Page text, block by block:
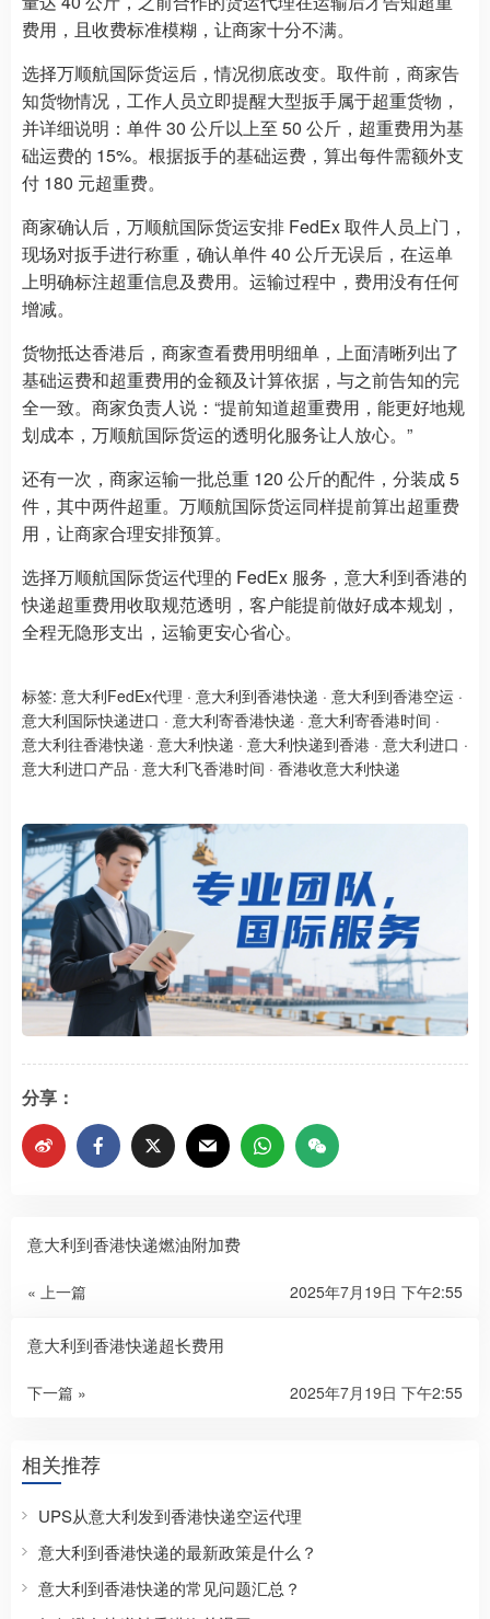
费用，且收费标准模糊，让商家十分不满。
选择万顺航国际货运后，情况彻底改变。取件前，商家告
知货物情况，工作人员立即提醒大型扳手属于超重货物，
并详细说明：单件 30 公斤以上至 50 公斤，超重费用为基
础运费的 15%。根据扳手的基础运费，算出每件需额外支
付 180 元超重费。
商家确认后，万顺航国际货运安排 FedEx 取件人员上门，
现场对扳手进行称重，确认单件 40 公斤无误后，在运单
上明确标注超重信息及费用。运输过程中，费用没有任何
增减。
货物抵达香港后，商家查看费用明细单，上面清晰列出了
基础运费和超重费用的金额及计算依据，与之前告知的完
全一致。商家负责人说：“提前知道超重费用，能更好地规
划成本，万顺航国际货运的透明化服务让人放心。”
还有一次，商家运输一批总重 120 公斤的配件，分装成 5
件，其中两件超重。万顺航国际货运同样提前算出超重费
用，让商家合理安排预算。
选择万顺航国际货运代理的 FedEx 服务，意大利到香港的
快递超重费用收取规范透明，客户能提前做好成本规划，
全程无隐形支出，运输更安心省心。
标签: 意大利FedEx代理 · 意大利到香港快递 · 意大利到香港空运 ·
意大利国际快递进口 · 意大利寄香港快递 · 意大利寄香港时间 ·
意大利往香港快递 · 意大利快递 · 意大利快递到香港 · 意大利进口 ·
意大利进口产品 · 意大利飞香港时间 · 香港收意大利快递
分享：
意大利到香港快递燃油附加费
« 上一篇 2025年7月19日 下午2:55
意大利到香港快递超长费用
下一篇 » 2025年7月19日 下午2:55
相关推荐
UPS从意大利发到香港快递空运代理
意大利到香港快递的最新政策是什么？
意大利到香港快递的常见问题汇总？